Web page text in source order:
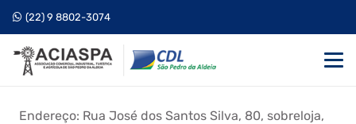
(22) 9 8802-3074
Endereço: Rua José dos Santos Silva, 80, sobreloja,